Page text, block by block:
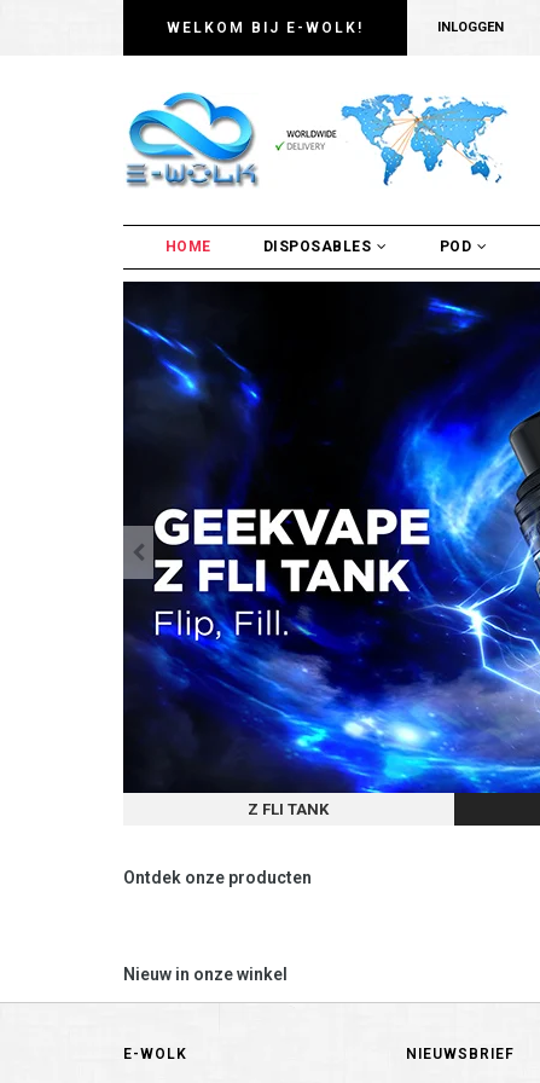
WELKOM BIJ E-WOLK! INLOGGEN
HOME DISPOSABLES POD
Z FLI TANK
Ontdek onze producten
Nieuw in onze winkel
E-WOLK NIEUWSBRIEF